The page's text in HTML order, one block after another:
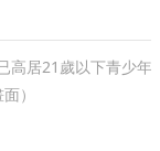
高居21歲以下青少年
）